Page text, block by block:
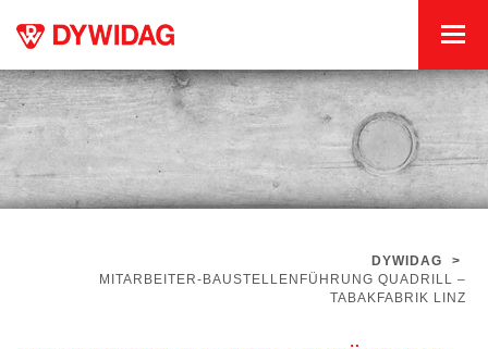
DYWIDAG
>
MITARBEITER-BAUSTELLENFÜHRUNG QUADRILL –
TABAKFABRIK LINZ